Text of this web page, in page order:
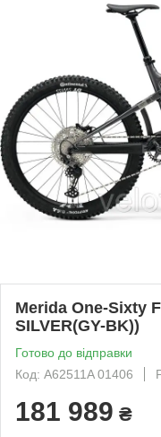
Merida One-Sixty
SILVER(GY-BK))
Готово до відправки
Код: A62511A 01406
181 989 ₴